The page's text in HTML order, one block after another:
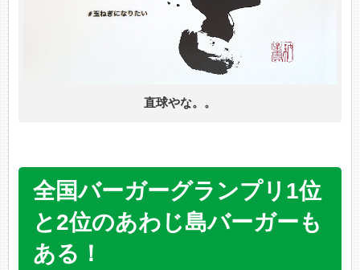
直球やな。。
全国バーガーグランプリ1位
と2位のあわじ島バーガーも
ある！